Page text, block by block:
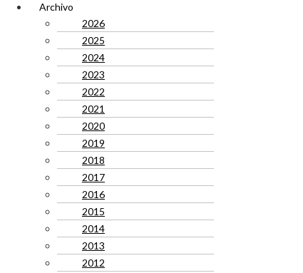
Archivo
2026
2025
2024
2023
2022
2021
2020
2019
2018
2017
2016
2015
2014
2013
2012